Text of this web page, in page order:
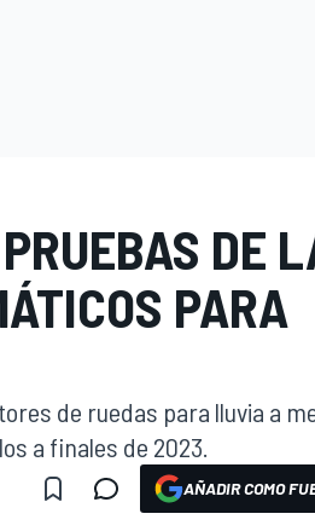
DE
PARA
de ruedas para lluvia a
a finales de 2023.
AÑADIR COMO